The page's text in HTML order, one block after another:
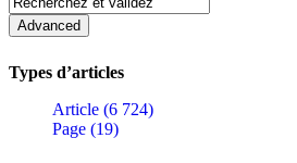
Types d’articles
Article (6 724)
Page (19)